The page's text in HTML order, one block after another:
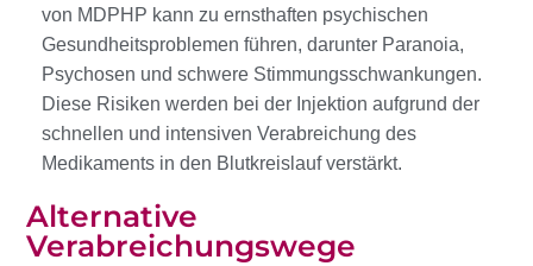
von MDPHP kann zu ernsthaften psychischen
Gesundheitsproblemen führen, darunter Paranoia,
Psychosen und schwere Stimmungsschwankungen.
Diese Risiken werden bei der Injektion aufgrund der
schnellen und intensiven Verabreichung des
Medikaments in den Blutkreislauf verstärkt.
Alternative
Verabreichungswege